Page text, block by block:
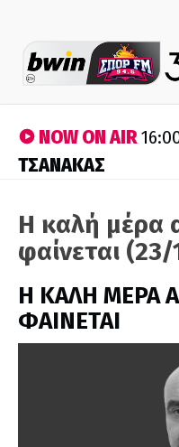
NOW ON AIR
ΤΣΑΝΑΚΑΣ
Η καλή μέρα
φαίνεται
H ΚΑΛΗ ΜΕΡΑ
ΦΑΙΝΕΤΑΙ